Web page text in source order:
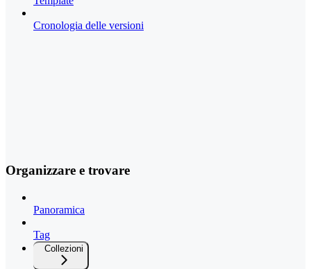
Cronologia delle versioni
Organizzare e trovare
Panoramica
Tag
Collezioni